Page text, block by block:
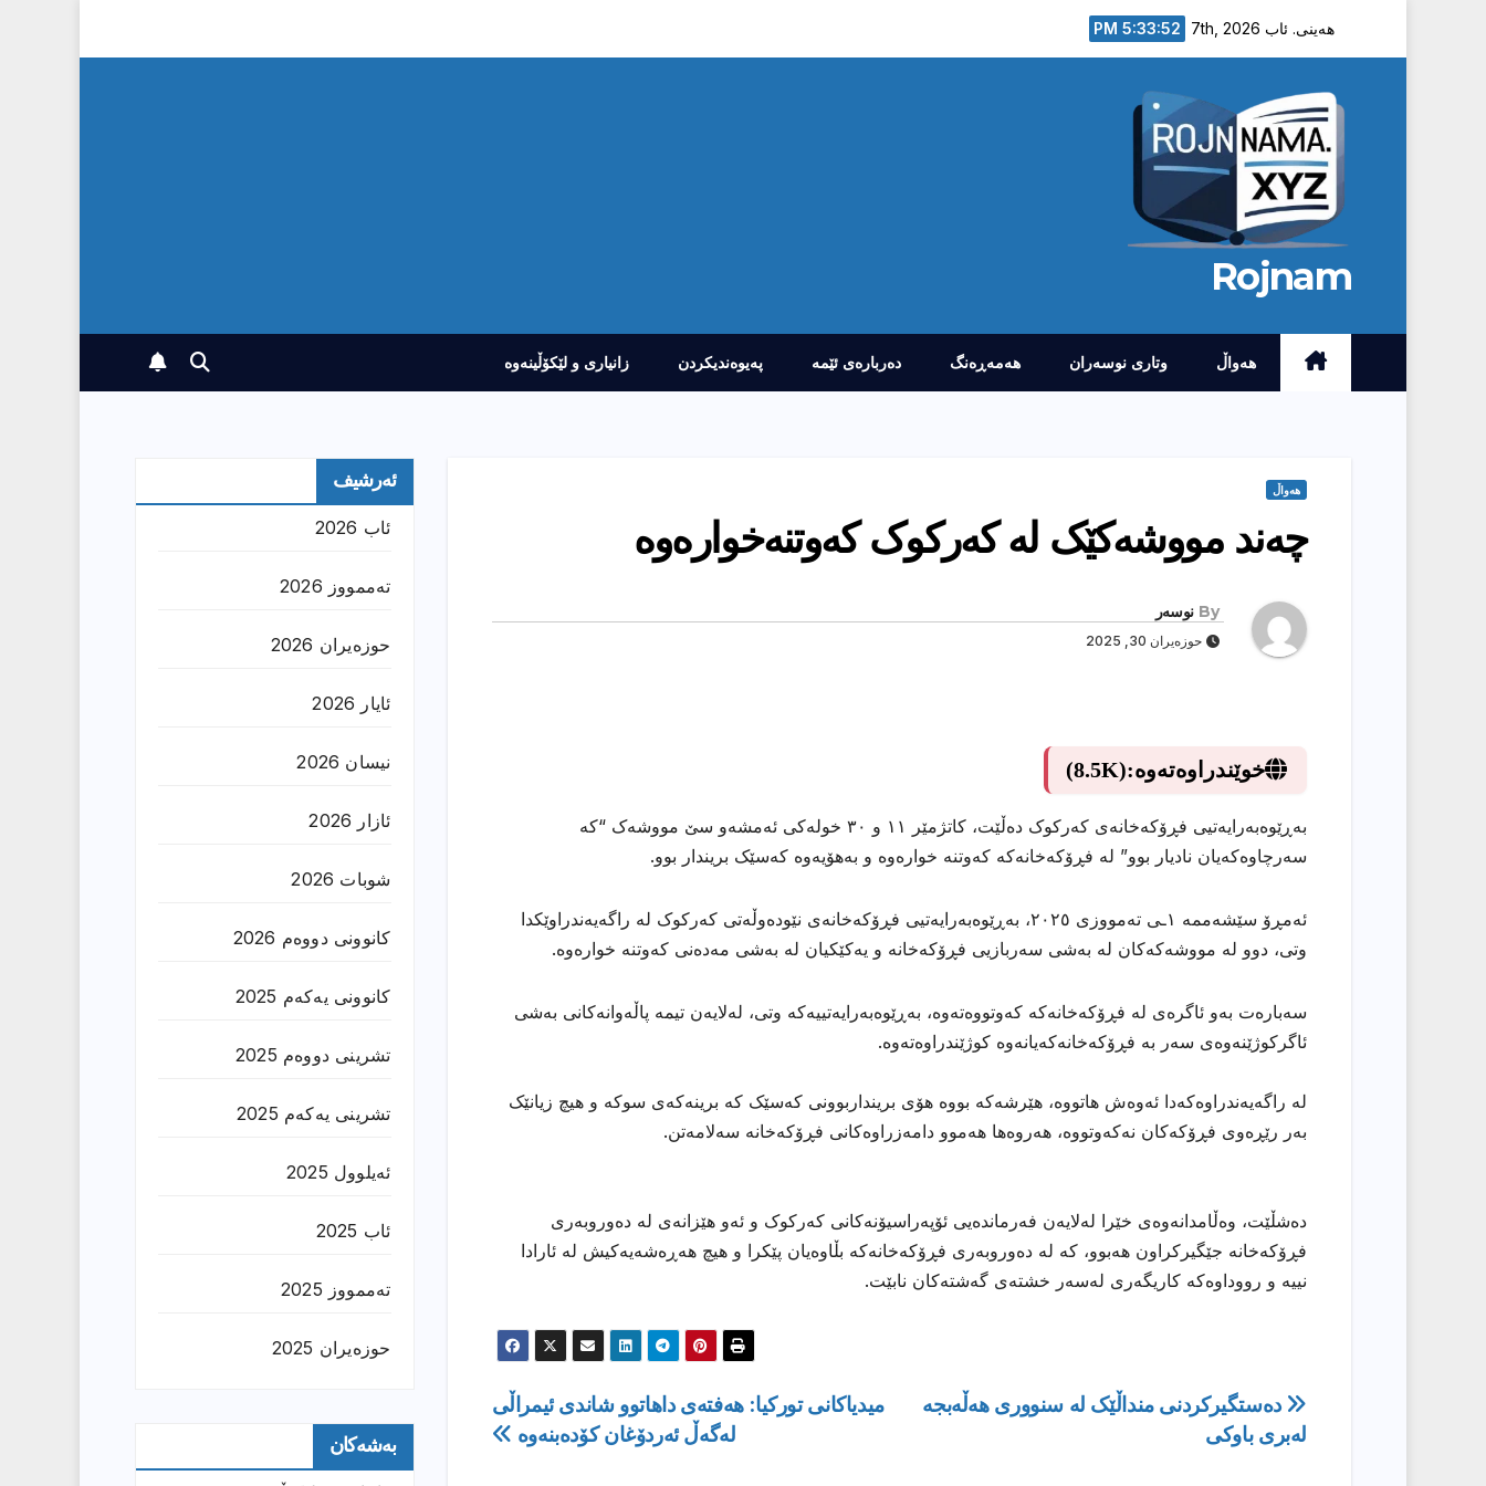
هەینی. ئاب 7th, 2026 5:33:53 PM
Rojnam
هەواڵ وتارى نوسەران هەمەڕەنگ دەربارەى ئێمە پەیوەندیکردن زانیارى و لێکۆڵینەوە
هەواڵ
چەند مووشەکێک لە کەرکوک کەوتنەخوارەوە
By نوسەر
حوزەیران 30, 2025
خوێندراوەتەوە:(8.5K)
بەڕێوەبەرایەتیی فڕۆکەخانەی کەركوک دەڵێت، کاتژمێر ١١ و ٣٠ خولەکی ئەمشەو سێ مووشەک “کە
سەرچاوەکەیان نادیار بوو” لە فڕۆکەخانەکە کەوتنە خوارەوە و بەهۆیەوە کەسێک بریندار بوو.
ئەمڕۆ سێشەممە ١ـی تەمووزی ٢٠٢٥، بەڕێوەبەرایەتیی فڕۆکەخانەی نێودەوڵەتی کەرکوک لە راگەیەندراوێکدا
وتی، دوو لە مووشەکەکان لە بەشی سەربازیی فڕۆکەخانە و یەکێکیان لە بەشی مەدەنی کەوتنە خوارەوە.
سەبارەت بەو ئاگرەی لە فڕۆکەخانەکە کەوتووەتەوە، بەڕێوەبەرایەتییەکە وتی، لەلایەن تیمە پاڵەوانەکانی بەشی
ئاگرکوژێنەوەی سەر بە فڕۆکەخانەکەیانەوە کوژێندراوەتەوە.
لە راگەیەندراوەکەدا ئەوەش هاتووە، هێرشەکە بووە هۆی برینداربوونی کەسێک کە برینەکەی سوکە و هیچ زیانێک
بەر رێڕەوی فڕۆکەکان نەکەوتووە، هەروەها هەموو دامەزراوەکانی فڕۆکەخانە سەلامەتن.
دەشڵێت، وەڵامدانەوەی خێرا لەلایەن فەرماندەیی ئۆپەراسیۆنەکانی کەرکوک و ئەو هێزانەی لە دەوروبەری
فڕۆکەخانە جێگیرکراون هەبوو، کە لە دەوروبەری فڕۆکەخانەکە بڵاوەیان پێکرا و هیچ هەڕەشەیەکیش لە ئارادا
نییە و رووداوەکە کاریگەری لەسەر خشتەی گەشتەکان نابێت.
ڕێدۆزیی
بابەت
میدیاکانی تورکیا: هەفتەی داهاتوو شاندی ئیمراڵی
لەگەڵ ئەردۆغان کۆدەبنەوە
دەستگیرکردنی منداڵێک لە سنووری ھەڵەبجە
لەبری باوکی
ئەرشیف
ئاب 2026
تەممووز 2026
حوزه‌یران 2026
ئایار 2026
نیسان 2026
ئازار 2026
شوبات 2026
کانوونی دووەم 2026
کانوونی یەکەم 2025
تشرینی دووەم 2025
تشرینی یەکەم 2025
ئەیلوول 2025
ئاب 2025
تەممووز 2025
حوزه‌یران 2025
بەشەکان